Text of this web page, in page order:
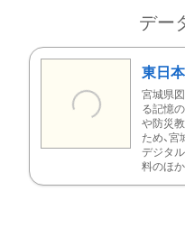
デー
東日
宮城県
る記憶
や防災
ため、
デジタ
料のほか